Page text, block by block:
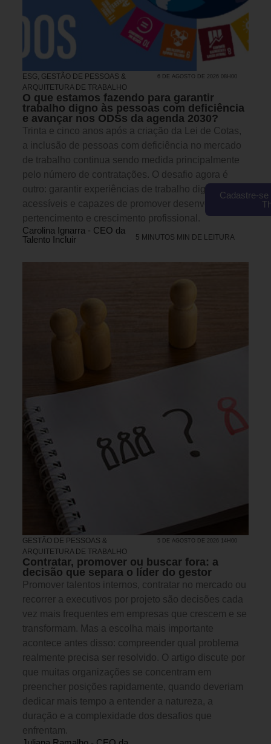
ESG, GESTÃO DE PESSOAS &
ARQUITETURA DE TRABALHO
6 DE AGOSTO DE 2026 08H00
O que estamos fazendo para garantir
trabalho digno às pessoas com deficiência
e avançar nos ODSs da agenda 2030?
Trinta e cinco anos após a criação da Lei de Cotas,
a inclusão de pessoas com deficiência no mercado
de trabalho continua sendo medida principalmente
pelo número de contratações. O desafio agora é
outro: garantir experiências de trabalho dignas,
acessíveis e capazes de promover desenvolvimento,
pertencimento e crescimento profissional.
Carolina Ignarra - CEO da
Talento Incluir
5 MINUTOS MIN DE LEITURA
GESTÃO DE PESSOAS &
ARQUITETURA DE TRABALHO
5 DE AGOSTO DE 2026 14H00
Contratar, promover ou buscar fora: a
decisão que separa o líder do gestor
Promover talentos internos, contratar no mercado ou
recorrer a executivos por projeto são decisões cada
vez mais frequentes em empresas que crescem e se
transformam. Mas a escolha mais importante
acontece antes disso: compreender qual problema
realmente precisa ser resolvido. O artigo discute por
que muitas organizações se concentram em
preencher posições rapidamente, quando deveriam
dedicar mais tempo a entender a natureza, a
duração e a complexidade dos desafios que
enfrentam.
Cadastre-